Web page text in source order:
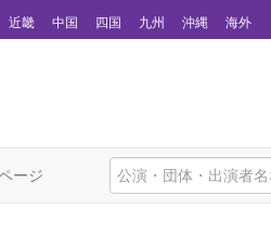
近畿 中国 四国 九州 沖縄 海外
ージ